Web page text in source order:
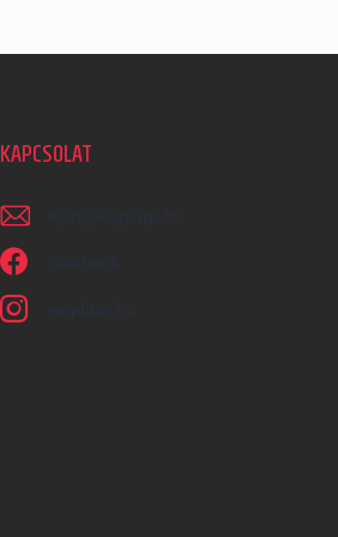
KAPCSOLAT
irjon @ earplugs.hu
Facebook
earplugs.hu